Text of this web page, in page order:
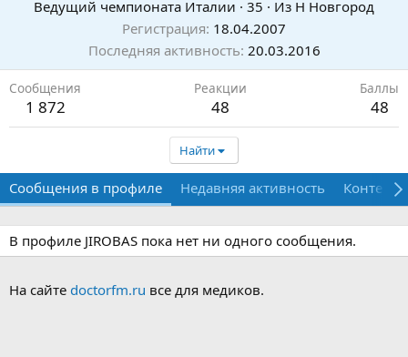
Ведущий чемпионата Италии · 35 · Из Н Новгород
Регистрация 18.04.2007
Последняя активность 20.03.2016
Сообщения
1 872
Реакции
48
Баллы
48
Найти
Сообщения в профиле Недавняя активность Контент
В профиле JIROBAS пока нет ни одного сообщения.
На сайте doctorfm.ru все для медиков.